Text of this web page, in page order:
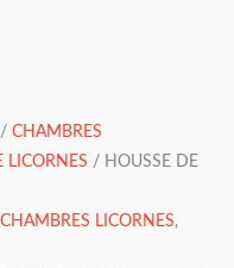
/ CHAMBRES
LICORNES / HOUSSE DE
CHAMBRES LICORNES,